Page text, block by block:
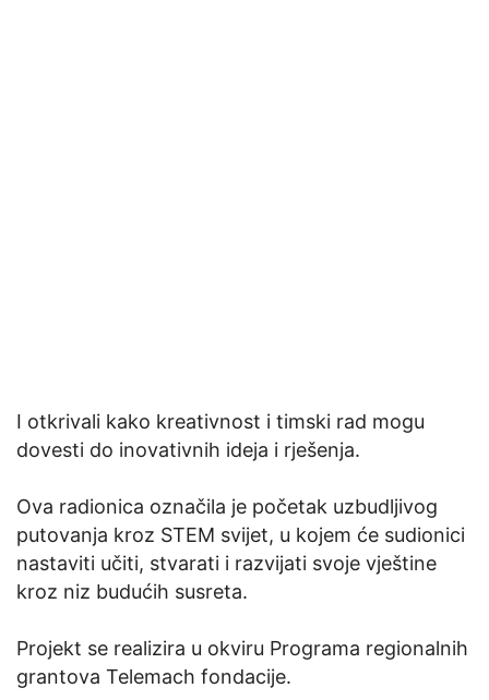
I otkrivali kako kreativnost i timski rad mogu
dovesti do inovativnih ideja i rješenja.
Ova radionica označila je početak uzbudljivog
putovanja kroz STEM svijet, u kojem će sudionici
nastaviti učiti, stvarati i razvijati svoje vještine
kroz niz budućih susreta.
Projekt se realizira u okviru Programa regionalnih
grantova Telemach fondacije.